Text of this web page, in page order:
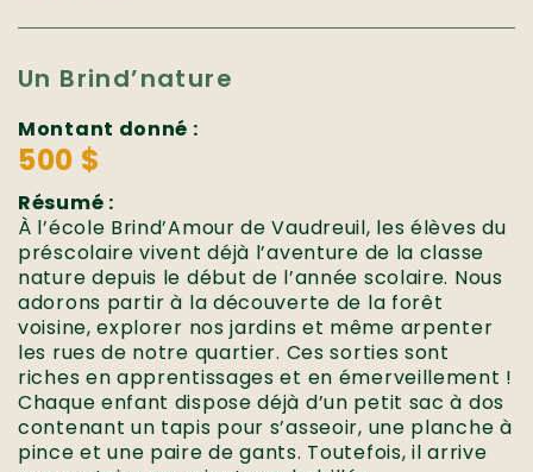
Un Brind’nature
Montant donné :
500 $
Résumé :
À l’école Brind’Amour de Vaudreuil, les élèves du
préscolaire vivent déjà l’aventure de la classe
nature depuis le début de l’année scolaire. Nous
adorons partir à la découverte de la forêt
voisine, explorer nos jardins et même arpenter
les rues de notre quartier. Ces sorties sont
riches en apprentissages et en émerveillement !
Chaque enfant dispose déjà d’un petit sac à dos
contenant un tapis pour s’asseoir, une planche à
pince et une paire de gants. Toutefois, il arrive